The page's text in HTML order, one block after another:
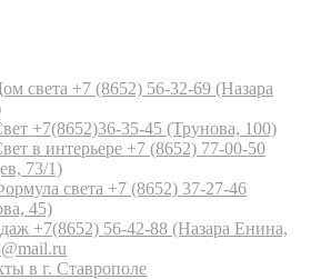
света +7 (8652) 56-32-69 (Назара
+7(8652)36-35-45 (Трунова, 100)
в интерьере +7 (8652) 77-00-50
73/1)
света +7 (8652) 37-27-46
45)
+7(8652) 56-42-88 (Назара Енина,
в г. Ставрополе